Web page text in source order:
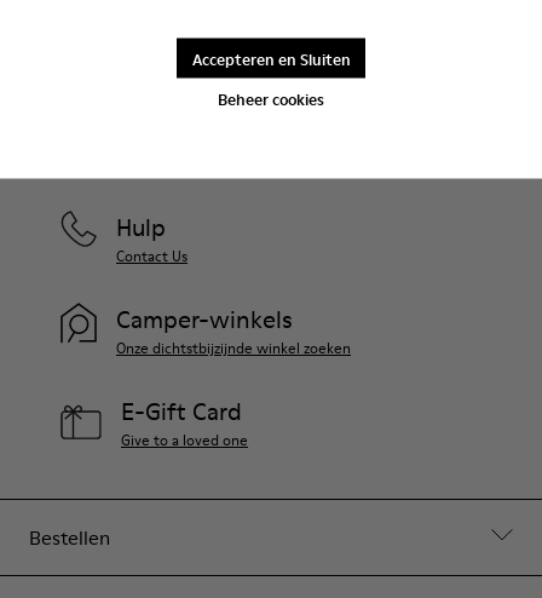
Beheer cookies
Accepteren en Sluiten
Bestellen
Hulp
Contact Us
Camper-winkels
Onze dichtstbijzijnde winkel zoeken
E-Gift Card
Give to a loved one